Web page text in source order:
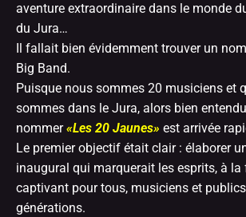
aventure extraordinaire dans le monde
du Jura…
Il fallait bien évidemment trouver un
Big Band.
Puisque nous sommes 20 musiciens et
sommes dans le Jura, alors bien
nommer«Les 20 Jaunes» est arrivée
Le premier objectif était clair : élaborer
inaugural qui marquerait les esprits, à
captivant pour tous, musiciens et
générations.